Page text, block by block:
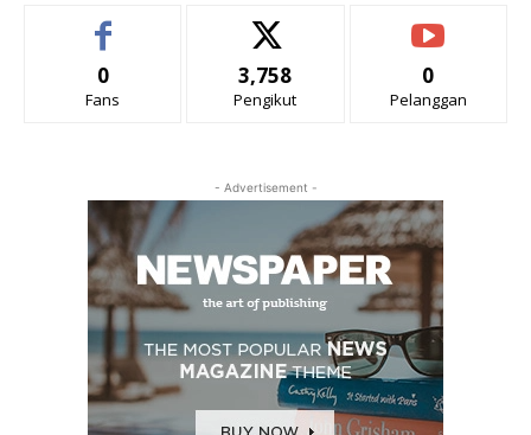
0
Fans
3,758
Pengikut
0
Pelanggan
- Advertisement -